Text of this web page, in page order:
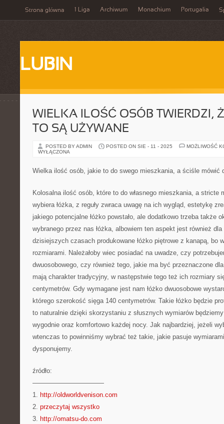
Strona główna 1 Liga Archiwum Monachium Portugalia
LUBIN
WIELKA ILOŚĆ OSÓB TWIERDZI,
TO SĄ UŻYWANE
POSTED BY ADMIN POSTED ON SIE - 11 - 2025
MOŻLIWOŚĆ
WYŁĄCZONA
Wielka ilość osób, jakie to do swego mieszkania, a ściśle mówić
Kolosalna ilość osób, które to do własnego mieszkania, a stricte
wybiera łóżka, z reguły zwraca uwagę na ich wygląd, estetykę
jakiego potencjalne łóżko powstało, ale dodatkowo trzeba także
wybranego przez nas łóżka, albowiem ten aspekt jest również
dzisiejszych czasach produkowane łóżko piętrowe z kanapą, bo
rozmiarami. Należałoby wiec posiadać na uwadze, czy
dwuosobowego, czy również tego, jakie ma być przeznaczone
mają charakter tradycyjny, w następstwie tego też ich rozmiary
centymetrów. Gdy wymagane jest nam łóżko dwuosobowe
którego szerokość sięga 140 centymetrów. Takie łóżko będzie
to naturalnie dzięki skorzystaniu z słusznych wymiarów
wygodnie oraz komfortowo każdej nocy. Jak najbardziej, jeżeli
wtenczas to powinniśmy wybrać też takie, jakie pasuje
dysponujemy.
źródło:
———————————
1. http://oldworldvenison.com
2. przeczytaj wszystko
3. http://omatsu-do.com